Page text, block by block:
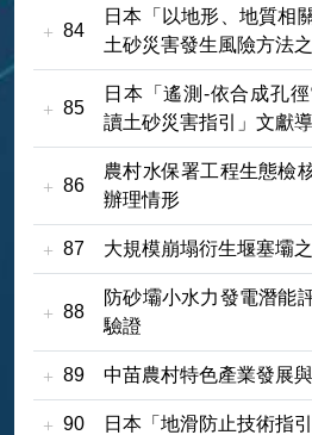
84
日本「以地形、地質相
土砂災害發生風險方法
85
日本「遙測-依合成孔
讀土砂災害指引」文獻
86
農村水保署工程生態檢
辦理情形
87 大規模崩塌衍生堰塞壩
88
防砂壩小水力發電潛能
驗證
89 中苗農村特色產業發展
90 日本「地滑防止技術指